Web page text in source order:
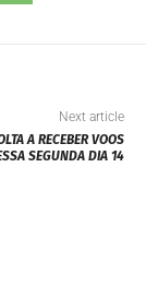
Next article
A RECEBER VOOS
SEGUNDA DIA 14